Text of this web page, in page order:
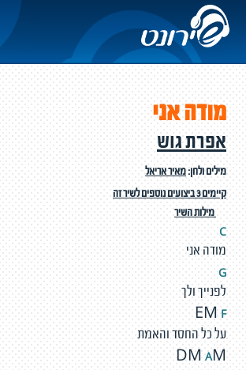
מודה אני
אפרת גוש
מילים ולחן:מאיר אריאל
קיימים 3 ביצועים נוספים לשיר זה
מילות השיר
C
מודה אני
G
לפנייך ולך
EM F
על כל החסד והאמת
DM AM